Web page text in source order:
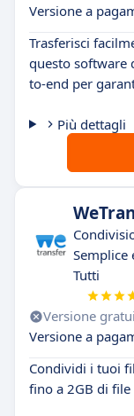
Versione a
Trasferisci
questo software
to-end per
Più dettagli
Semplice
Tutti
Versione
Versione a
Condividi i tuoi
fino a 2GB di